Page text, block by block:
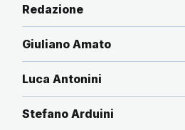
Redazione
Giuliano Amato
Luca Antonini
Stefano Arduini